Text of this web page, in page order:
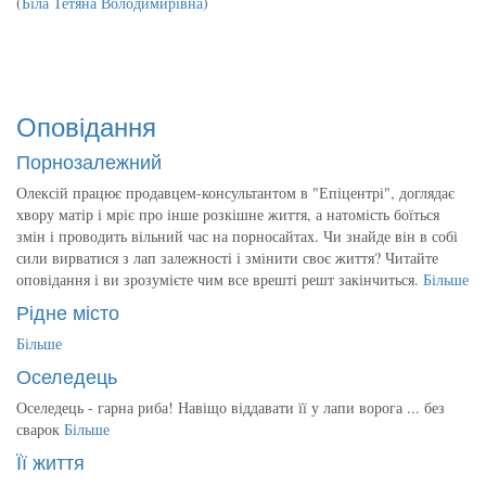
Оповідання
Порнозалежний
Олексій працює продавцем-консультантом в "Епіцентрі", доглядає
хвору матір і мріє про інше розкішне життя, а натомість боїться
змін і проводить вільний час на порносайтах. Чи знайде він в собі
сили вирватися з лап залежності і змінити своє життя? Читайте
оповідання і ви зрозумієте чим все врешті решт закінчиться. Більше
Рідне місто
Більше
Оселедець
Оселедець - гарна риба! Навіщо віддавати її у лапи ворога ... без
сварок Більше
Її життя